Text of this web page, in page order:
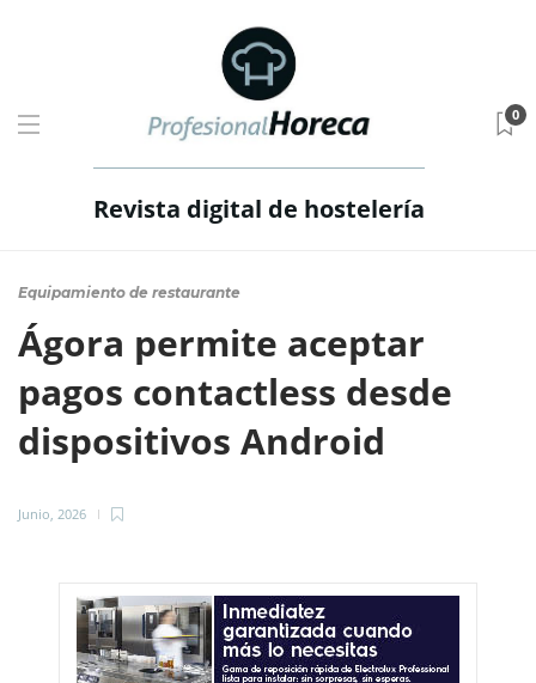
Revista digital de hostelería
0
Equipamiento de restaurante
Ágora permite aceptar
pagos contactless desde
dispositivos Android
Junio, 2026